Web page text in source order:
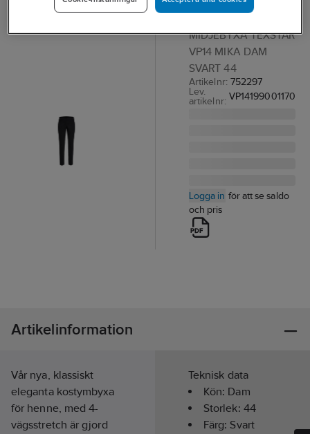
Mika Dam
MIDJEBYXA TEXSTAR
VP14 MIKA DAM
SVART 44
Artikelnr: 752297
Lev.
artikelnr: VP14199001170
Logga in för att se saldo
och pris
Artikelinformation
Vår nya, klassiskt
eleganta kostymbyxa
för henne, med 4-
vägsstretch är gjord
Teknisk data
Kön: Dam
Storlek: 44
Färg:Svart